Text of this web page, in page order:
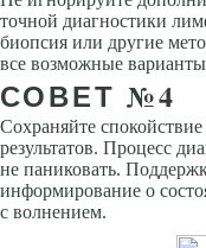
точной диагностики
биопсия или другие
все возможные
СОВЕТ №4
Сохраняйте
результатов. Процесс
не паниковать.
информирование о
с волнением.